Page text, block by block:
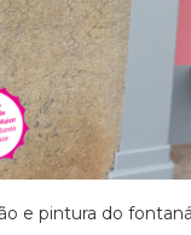
e pintura do